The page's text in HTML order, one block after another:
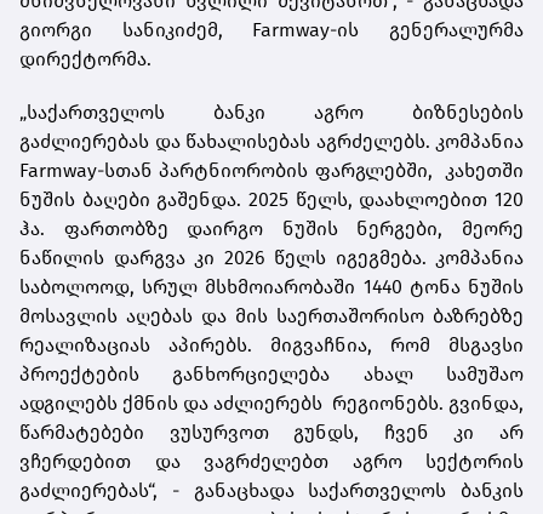
გიორგი სანიკიძემ, Farmway-ის გენერალურმა
დირექტორმა.
„საქართველოს ბანკი აგრო ბიზნესების
გაძლიერებას და წახალისებას აგრძელებს. კომპანია
Farmway-სთან პარტნიორობის ფარგლებში, კახეთში
ნუშის ბაღები გაშენდა. 2025 წელს, დაახლოებით 120
ჰა. ფართობზე დაირგო ნუშის ნერგები, მეორე
ნაწილის დარგვა კი 2026 წელს იგეგმება. კომპანია
საბოლოოდ, სრულ მსხმოიარობაში 1440 ტონა ნუშის
მოსავლის აღებას და მის საერთაშორისო ბაზრებზე
რეალიზაციას აპირებს. მიგვაჩნია, რომ მსგავსი
პროექტების განხორციელება ახალ სამუშაო
ადგილებს ქმნის და აძლიერებს რეგიონებს. გვინდა,
წარმატებები ვუსურვოთ გუნდს, ჩვენ კი არ
ვჩერდებით და ვაგრძელებთ აგრო სექტორის
გაძლიერებას“, - განაცხადა საქართველოს ბანკის